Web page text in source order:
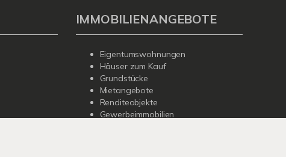
IMMOBILIENANGEBOTE
Eigentumswohnungen
Häuser zum Kauf
Grundstücke
Mietangebote
Renditeobjekte
Gewerbeimmobilien